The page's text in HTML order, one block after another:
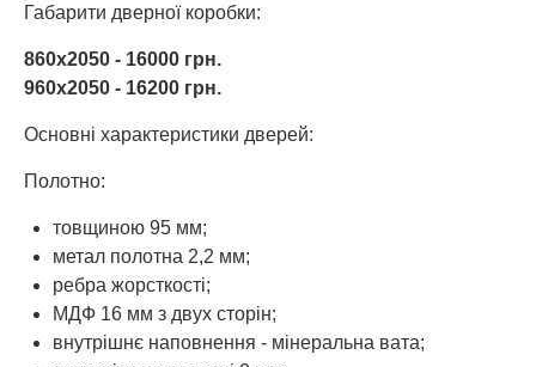
Габарити дверної коробки:
860х2050 - 16000 грн.
960х2050 - 16200 грн.
Основні характеристики дверей:
Полотно:
товщиною 95 мм;
метал полотна 2,2 мм;
ребра жорсткості;
МДФ 16 мм з двух сторін;
внутрішнє наповнення - мінеральна вата;